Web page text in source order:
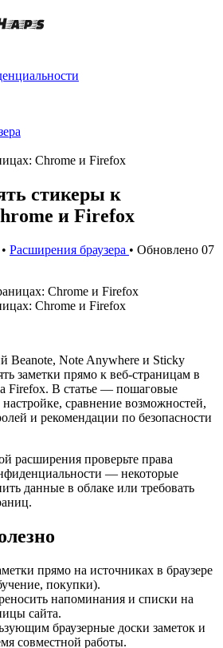
Chrome и Firefox
стикеры к
и Firefox
• Расширения браузера • Обновлено 07
Chrome и Firefox
Note Anywhere и Sticky
заметки прямо к веб‑страницам в
Firefox. В статье — пошаговые
сравнение возможностей,
и рекомендации по безопасности
расширения проверьте права
— некоторые
данные в облаке или требовать
прямо на источниках в браузере
покупки).
напоминания и списки на
сайта.
браузерные доски заметок и
совместной работы.